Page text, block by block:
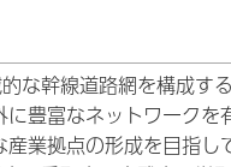
な幹線道路網を構成す
豊富なネットワークを
業拠点の形成を目指し